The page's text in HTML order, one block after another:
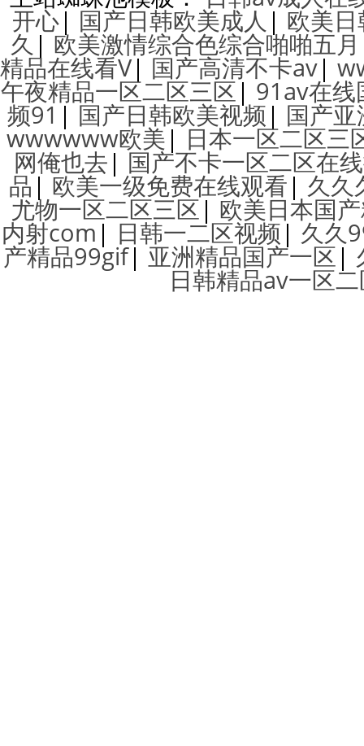
开心| 国产日韩欧美成人 | 欧美
久 | 欧美激情综合色综合啪啪五月
精品在线看V| 国产高清不卡av|
午夜精品一区二区三区 | 91av在线
频91 | 国产日韩欧美视频 | 国产
wwwwww欧美 | 日本一区二区三
网俺也去 | 国产不卡一区二区在
品 | 欧美一级免费在线观看 | 久久
尤物一区二区三区 | 欧美日本国
内射com | 日韩一二区视频 | 久久
产精品99gif| 亚洲精品国产一区 |
日韩精品av一区